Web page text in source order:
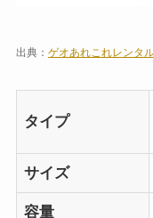
出典： ゲオあれこれレンタ
タイプ
サイズ
容量